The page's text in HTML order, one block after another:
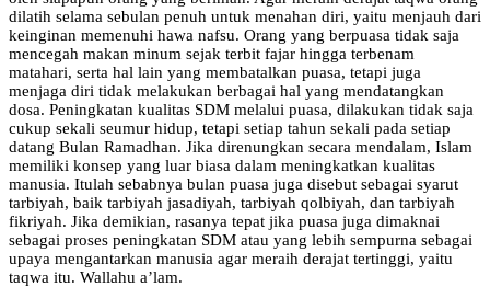
dilatih selama sebulan penuh untuk menahan diri, yaitu menjauh dari
keinginan memenuhi hawa nafsu. Orang yang berpuasa tidak saja
mencegah makan minum sejak terbit fajar hingga terbenam
matahari, serta hal lain yang membatalkan puasa, tetapi juga
menjaga diri tidak melakukan berbagai hal yang mendatangkan
dosa. Peningkatan kualitas SDM melalui puasa, dilakukan tidak saja
cukup sekali seumur hidup, tetapi setiap tahun sekali pada setiap
datang Bulan Ramadhan. Jika direnungkan secara mendalam, Islam
memiliki konsep yang luar biasa dalam meningkatkan kualitas
manusia. Itulah sebabnya bulan puasa juga disebut sebagai syarut
tarbiyah, baik tarbiyah jasadiyah, tarbiyah qolbiyah, dan tarbiyah
fikriyah. Jika demikian, rasanya tepat jika puasa juga dimaknai
sebagai proses peningkatan SDM atau yang lebih sempurna sebagai
upaya mengantarkan manusia agar meraih derajat tertinggi, yaitu
taqwa itu. Wallahu a’lam.